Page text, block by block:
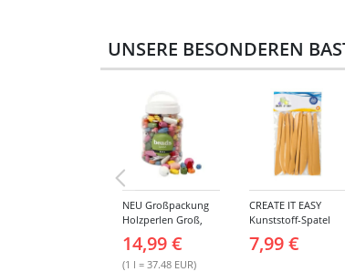
UNSERE BESONDEREN
NEU Großpackung
Holzperlen Groß,
Eimer
14,99 €
(1 l = 37.48 EUR)
CREATE IT EASY
Kunststoff-Spatel
7,99 €